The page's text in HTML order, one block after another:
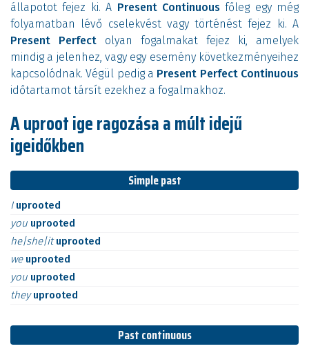
állapotot fejez ki. A Present Continuousfőleg egy még
folyamatban lévő cselekvést vagy történést fejez ki. A
Present Perfect olyan fogalmakat fejez ki, amelyek
mindig a jelenhez, vagy egy esemény következményeihez
kapcsolódnak. Végül pedig a Present Perfect Continuous
időtartamot társít ezekhez a fogalmakhoz.
A uproot ige ragozása a múlt idejű
igeidőkben
Simple past
I uprooted
you uprooted
he|she|ituprooted
we uprooted
you uprooted
theyuprooted
Past continuous